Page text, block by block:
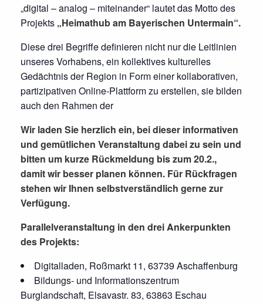
„digital – analog – miteinander“ lautet das Motto des
Projekts „Heimathub am Bayerischen Untermain“.
Diese drei Begriffe definieren nicht nur die Leitlinien
unseres Vorhabens, ein kollektives kulturelles
Gedächtnis der Region in Form einer kollaborativen,
partizipativen Online-Plattform zu erstellen, sie bilden
auch den Rahmen der
Wir laden Sie herzlich ein, bei dieser informativen
und gemütlichen Veranstaltung dabei zu sein und
bitten um kurze Rückmeldung bis zum 20.2.,
damit wir besser planen können. Für Rückfragen
stehen wir Ihnen selbstverständlich gerne zur
Verfügung.
Parallelveranstaltung in den drei Ankerpunkten
des Projekts:
Digitalladen, Roßmarkt 11, 63739 Aschaffenburg
Bildungs- und Informationszentrum
Burglandschaft, Elsavastr. 83, 63863 Eschau